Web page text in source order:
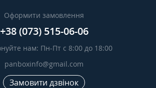
Оформити замовлення
+38 (073) 515-06-06
Телефонуйте нам: Пн-Пт с 8:00 до 18:00
panboxinfo@gmail.com
Замовити дзвінок